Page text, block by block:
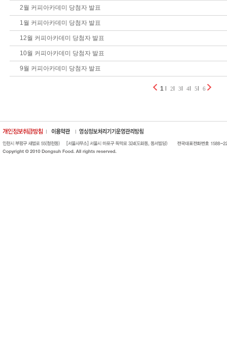
2월 커피아카데미 당첨자 발표
1월 커피아카데미 당첨자 발표
12월 커피아카데미 당첨자 발표
10월 커피아카데미 당첨자 발표
9월 커피아카데미 당첨자 발표
1 2l 3l 4l 5l 6